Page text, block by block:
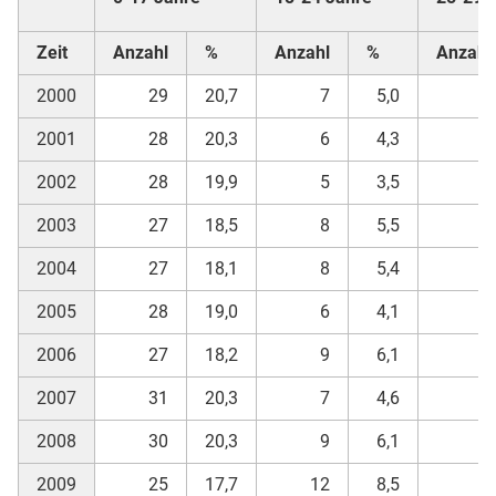
Zeit Anzahl % Anzahl % Anzahl
2000 29 20,7 7 5,0
2001 28 20,3 6 4,3
2002 28 19,9 5 3,5
2003 27 18,5 8 5,5
2004 27 18,1 8 5,4
2005 28 19,0 6 4,1
2006 27 18,2 9 6,1
2007 31 20,3 7 4,6
2008 30 20,3 9 6,1
2009 25 17,7 12 8,5